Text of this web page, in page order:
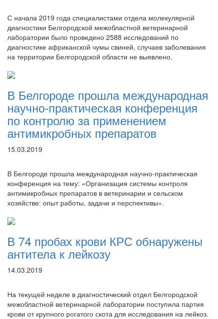
С начала 2019 года специалистами отдела молекулярной
диагностики Белгородской межобластной ветеринарной
лаборатории было проведено 2588 исследований по
диагностике африканской чумы свиней, случаев заболевания
на территории Белгородской области не выявлено.
В Белгороде прошла международная
научно-практическая конференция
по контролю за применением
антимикробных препаратов
15.03.2019
В Белгороде прошла международная научно-практическая
конференция на тему: «Организация системы контроля
антимикробных препаратов в ветеринарии и сельском
хозяйстве: опыт работы, задачи и перспективы».
В 74 пробах крови КРС обнаружены
антитела к лейкозу
14.03.2019
На текущей неделе в диагностический отдел Белгородской
межобластной ветеринарной лаборатории поступила партия
крови от крупного рогатого скота для исследования на лейкоз.